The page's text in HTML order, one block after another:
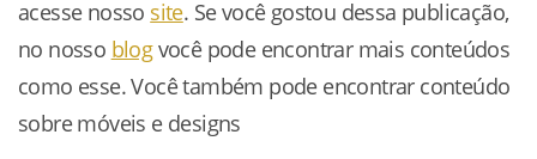
acesse nosso site. Se você gostou dessa publicação,
no nosso blogvocê pode encontrar mais conteúdos
como esse. Você também pode encontrar conteúdo
sobre móveis e designs